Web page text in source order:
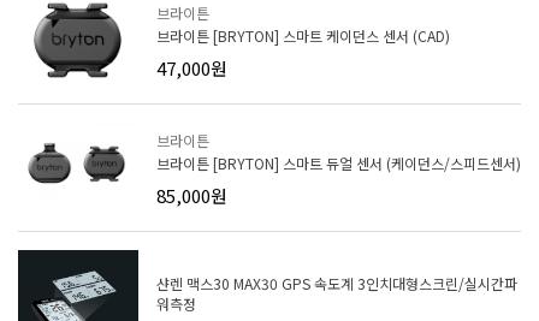
브라이튼
브라이튼 [BRYTON] 스마트 케이던스 센서 (CAD)
47,000원
브라이튼
브라이튼 [BRYTON] 스마트 듀얼 센서 (케이던스/스피드센서)
85,000원
샨렌 맥스30 MAX30 GPS 속도계 3인치대형스크린/실시간파
워측정